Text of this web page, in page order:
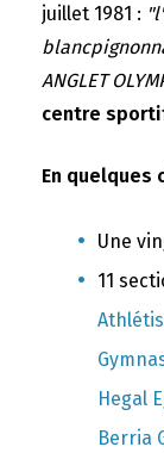
juillet 1981 :
ANGLET
centre
En quelques
Une
11
Hegal
Berria